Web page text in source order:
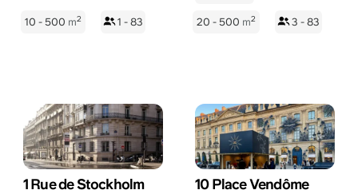
10 - 500 m2 1 - 83 20 - 500 m2 3 - 83
1 Rue de Stockholm 10 Place Vendôme